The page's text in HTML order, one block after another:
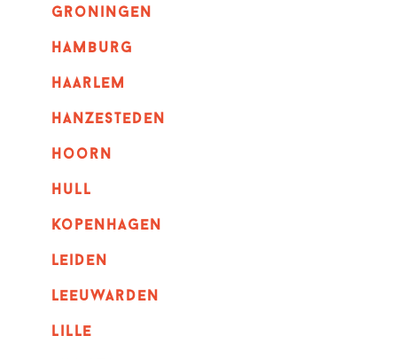
groningen
hamburg
haarlem
hanzesteden
hoorn
hull
kopenhagen
leiden
leeuwarden
lille